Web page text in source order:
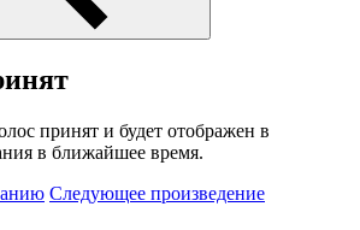
принят и будет отображен в
в ближайшее время.
Следующее произведение